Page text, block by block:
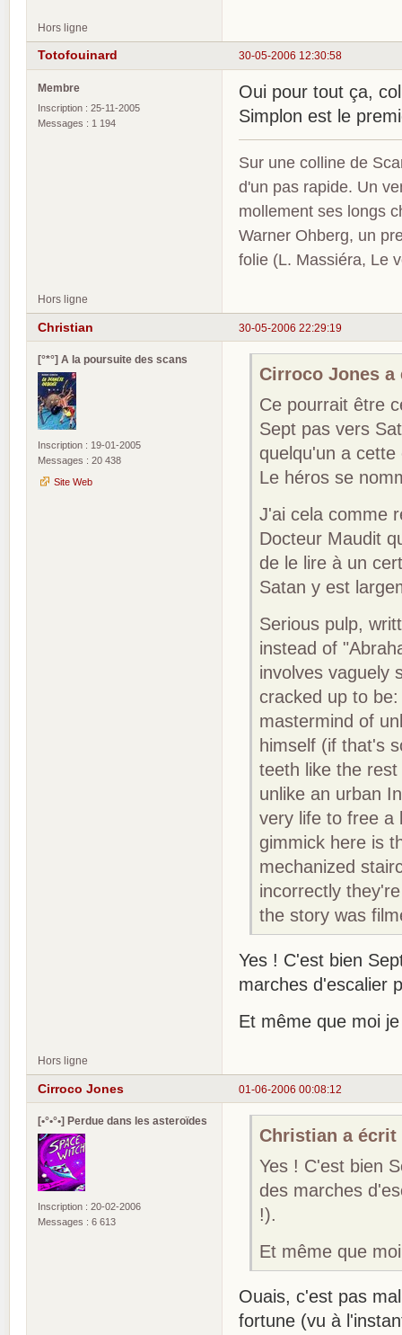
Hors ligne
30-05-2006 12:30:58
Totofouinard
Membre
Inscription : 25-11-2005
Messages : 1 194
Oui pour tout ça,
Simplon est le
Sur une colline de
d'un pas rapide. Un
mollement ses longs
Warner Ohberg, un
folie (L. Massiéra, Le
Hors ligne
30-05-2006 22:29:19
Christian
[°*°] A la poursuite des scans
Inscription : 19-01-2005
Messages : 20 438
Site Web
Cirroco Jones a
Ce pourrait être
Sept pas vers
quelqu'un a cette
Le héros se
J'ai cela comme
Docteur Maudit
de le lire à un
Satan y est
Serious pulp,
instead of
involves vaguely
cracked up to
mastermind of
himself (if that's
teeth like the
unlike an urban
very life to free a
gimmick here is
mechanized
incorrectly
the story was
Yes ! C'est bien
marches d'escalier
Et même que moi
Hors ligne
01-06-2006 00:08:12
Cirroco Jones
[•°•°•] Perdue dans les asteroïdes
Inscription : 20-02-2006
Messages : 6 613
Christian a écrit
Yes ! C'est bien
des marches
!).
Et même que
Ouais, c'est pas
fortune (vu à